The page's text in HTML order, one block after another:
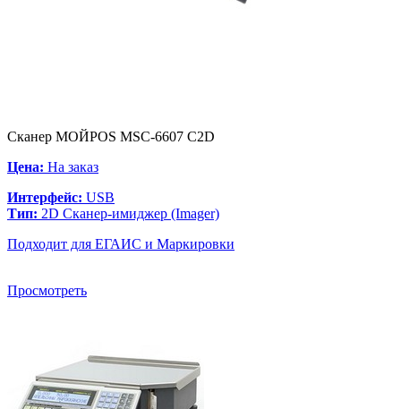
Сканер МОЙPOS MSC-6607 C2D
Цена: На заказ
Интерфейс: USB
Тип: 2D Сканер-имиджер (Imager)
Подходит для ЕГАИС и Маркировки
Просмотреть